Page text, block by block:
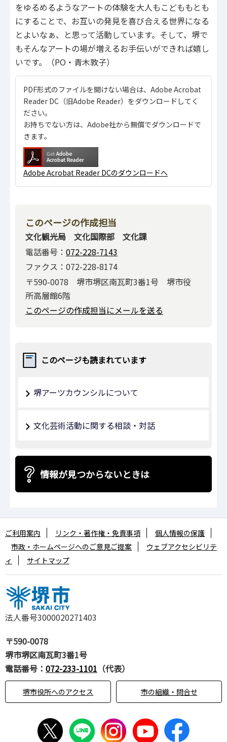
をゆるめるようなアートの体験を大人もこどももとも
にすることで、お互いの発見を喜び合える世界になる
とよいなぁ、と思って活動しています。そして、堺で
もそんなアートの場が増えるお手伝いができれば嬉し
いです。（PO・青木敦子）
PDF形式のファイルを開けない場合は、Adobe Acrobat
Reader DC（旧Adobe Reader）をダウンロードしてく
ださい。
お持ちでない方は、Adobe社から無償でダウンロードで
きます。
Adobe Acrobat Reader DCのダウンロードへ
このページの作成担当
文化観光局 文化国際部 文化課
電話番号： 072-228-7143
ファクス：072-228-8174
〒590-0078 堺市堺区南瓦町3番1号 堺市役
所高層館6階
このページの作成担当にメールを送る
このページも読まれています
堺アーツカウンシルについて
文化芸術活動に関する相談・対話
情報が見つからないときは
法人番号3000020271403
〒590-0078
堺市堺区南瓦町3番1号
電話番号： 072-233-1101 （代表）
堺市役所へのアクセス 市の組織・問合せ
ご利用案内 リンク・著作権・免責事項
個人情報の保護
市政・ホームページへのご意見ご提案
ウェブアクセシビリテ
ィ
サイトマップ